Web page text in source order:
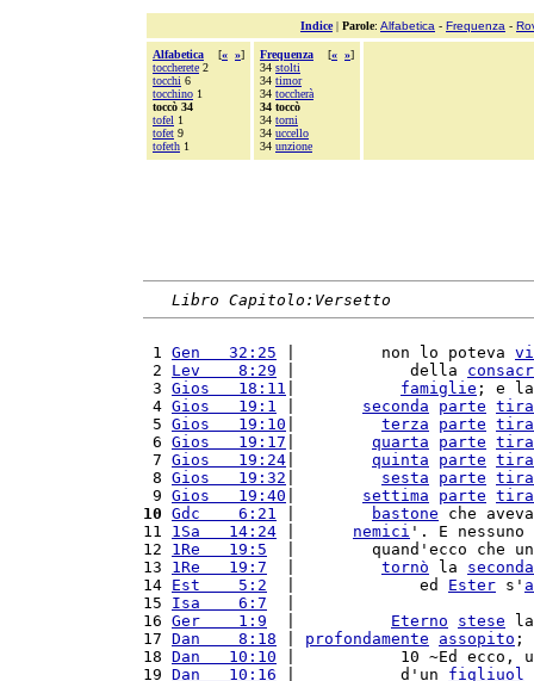
Indice| Parole: Alfabetica - Frequenza -
Alfabetica [« »]
toccherete 2
tocchi 6
tocchino 1
toccò 34
tofel 1
tofet 9
tofeth 1
Frequenza [« »]
34 stolti
34 timor
34 toccherà
34 toccò
34 torni
34 uccello
34 unzione
Libro Capitolo:Versetto
1 Gen   32:25 |         non lo poteva
2 Lev    8:29 |            della
3 Gios   18:11 famiglie ; e
4 Gios   19:1 seconda parte
5 Gios   19:10 terza parte
6 Gios   19:17 quarta parte
7 Gios   19:24 quinta parte
8 Gios   19:32 sesta parte
9 Gios   19:40 settima parte
10 Gdc    6:21 bastone che
11 1Sa   14:24 nemici '. E
12 1Re   19:5
|        quand'ecco che
13 1Re   19:7 tornò la seconda
14 Est    5:2
  |             ed
Ester s'
15 Isa    6:7
16 Ger    1:9 Eterno stese
17 Dan    8:18 profondamente assopito ;
18 Dan   10:10 |           10 ~Ed ecco,
19 Dan   10:16 |           d'un figliuol